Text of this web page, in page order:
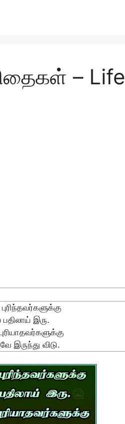
– Life
இரு.
இருந்து விடு.